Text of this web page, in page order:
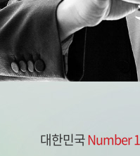
대한민국Number